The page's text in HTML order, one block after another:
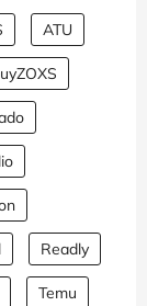
ATU
Readly
Temu